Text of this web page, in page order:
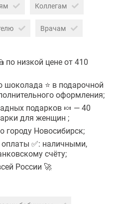
Коллегам
Врачам
низкой цене от 410
шоколада ⭐ в подарочной
оформления;
подарков 🍬 — 40
для женщин ;
городу Новосибирск;
✅: наличными,
счёту;
России 🚀